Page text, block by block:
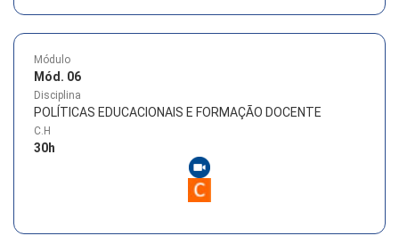
Módulo
Mód. 06
Disciplina
POLÍTICAS EDUCACIONAIS E FORMAÇÃO DOCENTE
C.H
30h